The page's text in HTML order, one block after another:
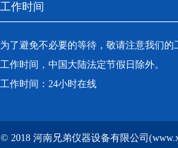
工作时间
为了避免不必要的等待，敬请注意我们的
工作时间，中国大陆法定节假日除外。
工作时间：24小时在线
© 2018 河南兄弟仪器设备有限公司